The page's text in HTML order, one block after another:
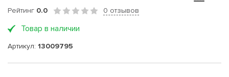
Рейтинг 0.0 0 отзывов
Товар в наличии
Артикул: 13009795